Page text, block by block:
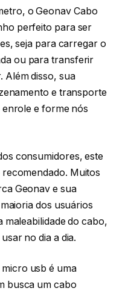
o Geonav Cabo
perfeito para ser
seja para carregar o
ou para transferir
Além disso, sua
e transporte
enrole e forme nós
consumidores, este
Muitos
Geonav e sua
dos usuários
maleabilidade do cabo,
no dia a dia.
usb é uma
busca um cabo